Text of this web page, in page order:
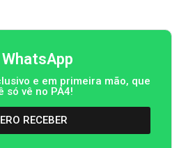
WhatsApp
e em primeira mão, que
só vê no PA4!
RECEBER